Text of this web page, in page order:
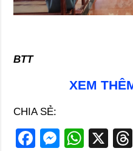
BTT
XEM
CHIA SẺ:
F
M
W
X